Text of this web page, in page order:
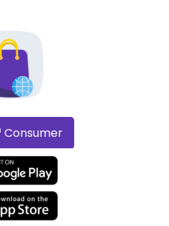
Consumer